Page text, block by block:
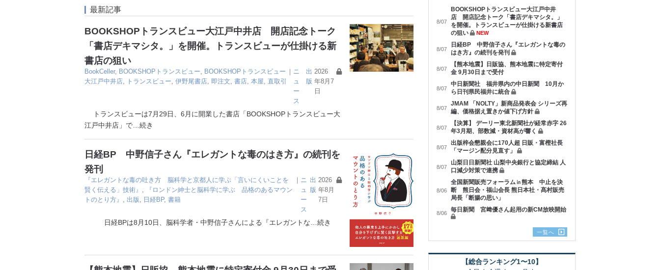
最新記事
BOOKSHOPトランスビュー大江戸中井店 開店記念トーク
「書店デキマシタ。」を開催。トランスビューが仕掛ける新
書店の狙い
BookCeller, BOOKSHOPトランスビュー
BOOKSHOPトランスビュー
大江戸中井店
トランスビュー 伊野尾書店 即注文 書店 本屋 直取引
｜ ニ
ュ
ー
ス
出
版
2026
年8月7
日
トランスビューは7月29日、6月に開業した書店「BOOKSHOPトランスビュー大
江戸中井店」で …続き
日経BP 中野信子さん『エレガントな毒のはき方』の続刊を
発刊
『エレガントな毒の吐き方 脳科学と京都人に学ぶ「言いにくいことを
賢く伝える」技術』
『ロンドン紳士と脳科学に学ぶ 品格のあるマウン
トのとり方』
出版 日経BP, 書籍
｜ ニ
ュ
ー
ス
出
版
2026
年8月
7日
日経BPは8月10日、脳科学者・中野信子さんによる『エレガントな …続き
8/07
BOOKSHOPトランスビュー大江戸中井
店 開店記念トーク「書店デキマシタ。」
を開催。トランスビューが仕掛ける新書店
の狙い
NEW
8/07
日経BP 中野信子さん『エレガントな毒の
はき方』の続刊を発刊
8/07
【熊本地震】日販協、熊本地震に特定寄付
金 9月30日まで受付
8/07
中日新聞社 福井県内の中日新聞 10月か
ら日刊県民福井に統合
8/07
JMAM 「NOLTY」新商品発表会 シリーズ再
編、価格据え置きか値下げ方針
8/07
【決算】 デーリー東北新聞社が経常赤字 26
年3月期、部数減・資材高が響く
8/07
出版梓会懇親会に170人超 日販・富樫社長
「マージン配分見直す」
8/07
山梨日日新聞社 山梨中央銀行と協定締結 人
口減少対策で連携
8/06
全国新聞販売フォーラム㏌熊本 中止を決
断 熊日会・福山会長 熊日本社・髙村販売
局長「断腸の思い」
8/06 毎日新聞 宮﨑優さん起用の新CM放映開始
一覧へ
【総合ランキング1〜10】